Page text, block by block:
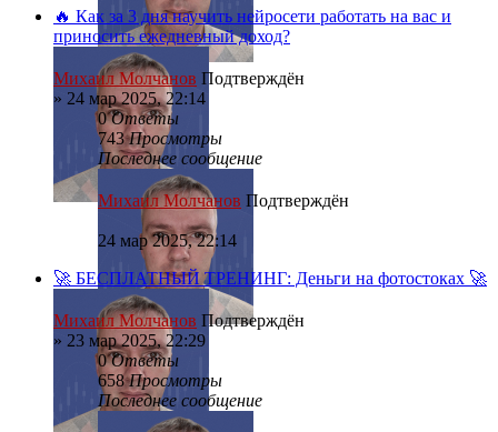
🔥 Как за 3 дня научить нейросети работать на вас и
приносить ежедневный доход?
Михаил Молчанов Подтверждён
» 24 мар 2025, 22:14
0Ответы
743Просмотры
Последнее сообщение
Михаил Молчанов Подтверждён
24 мар 2025, 22:14
🚀 БЕСПЛАТНЫЙ ТРЕНИНГ: Деньги на фотостоках 🚀
Михаил Молчанов Подтверждён
» 23 мар 2025, 22:29
0Ответы
658Просмотры
Последнее сообщение